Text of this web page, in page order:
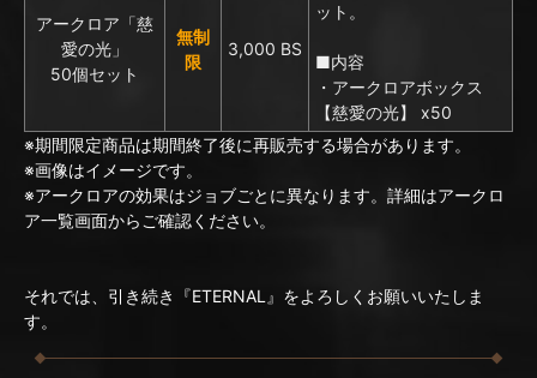
アークロア「慈
愛の光」
50個セット
無制
限
3,000 BS
ット。
■内容
・アークロアボックス
【慈愛の光】 x50
※期間限定商品は期間終了後に再販売する場合があります。
※画像はイメージです。
※アークロアの効果はジョブごとに異なります。詳細はアークロ
ア一覧画面からご確認ください。
それでは、引き続き『ETERNAL』をよろしくお願いいたしま
す。